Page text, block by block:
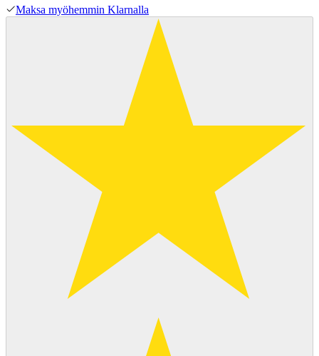
Maksa myöhemmin Klarnalla